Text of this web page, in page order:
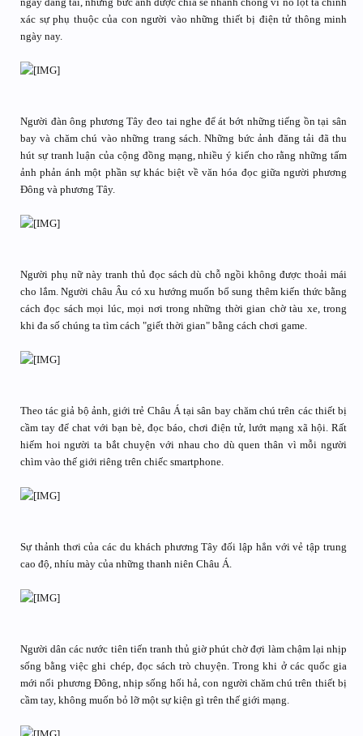
xác sự phụ thuộc của con người vào những thiết bị điện tử thông minh
ngày nay.
Người đàn ông phương Tây đeo tai nghe để át bớt những tiếng ồn tại sân
bay và chăm chú vào những trang sách. Những bức ảnh đăng tải đã thu
hút sự tranh luận của cộng đồng mạng, nhiều ý kiến cho rằng những tấm
ảnh phản ánh một phần sự khác biệt về văn hóa đọc giữa người phương
Đông và phương Tây.
Người phụ nữ này tranh thủ đọc sách dù chỗ ngồi không được thoải mái
cho lắm. Người châu Âu có xu hướng muốn bổ sung thêm kiến thức bằng
cách đọc sách mọi lúc, mọi nơi trong những thời gian chờ tàu xe, trong
khi đa số chúng ta tìm cách "giết thời gian" bằng cách chơi game.
Theo tác giả bộ ảnh, giới trẻ Châu Á tại sân bay chăm chú trên các thiết bị
cầm tay để chat với bạn bè, đọc báo, chơi điện tử, lướt mạng xã hội. Rất
hiếm hoi người ta bắt chuyện với nhau cho dù quen thân vì mỗi người
chìm vào thế giới riêng trên chiếc smartphone.
Sự thảnh thơi của các du khách phương Tây đối lập hẳn với vẻ tập trung
cao độ, nhíu mày của những thanh niên Châu Á.
Người dân các nước tiên tiến tranh thủ giờ phút chờ đợi làm chậm lại nhịp
sống bằng việc ghi chép, đọc sách trò chuyện. Trong khi ở các quốc gia
mới nổi phương Đông, nhịp sống hối hả, con người chăm chú trên thiết bị
cầm tay, không muốn bỏ lỡ một sự kiện gì trên thế giới mạng.